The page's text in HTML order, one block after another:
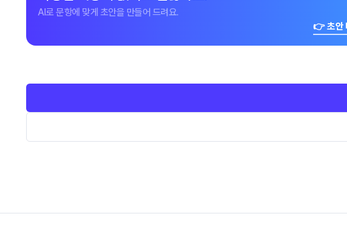
AI로 문항에 맞게 초안을 만들어 드려요.
👉 초안